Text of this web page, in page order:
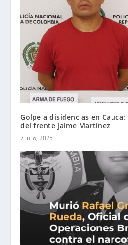
Golpe a disidencias en
del frente Jaime Martínez
7 julio, 2025